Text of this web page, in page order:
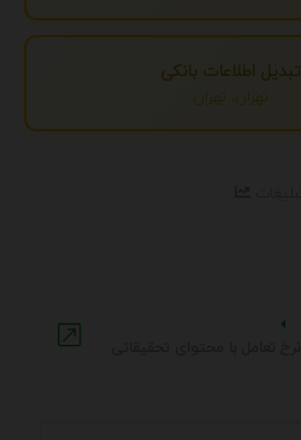
تبدیل اطلاعات بانکی
تهران، تهران